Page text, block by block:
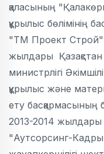
қаласының
құрылыс бөлімінің
"ТМ Проект
жылдары Қазақстан
министрлігі
құрылыс және
ету басқармасының
2013-2014 жылдары
"Аутсорсинг-